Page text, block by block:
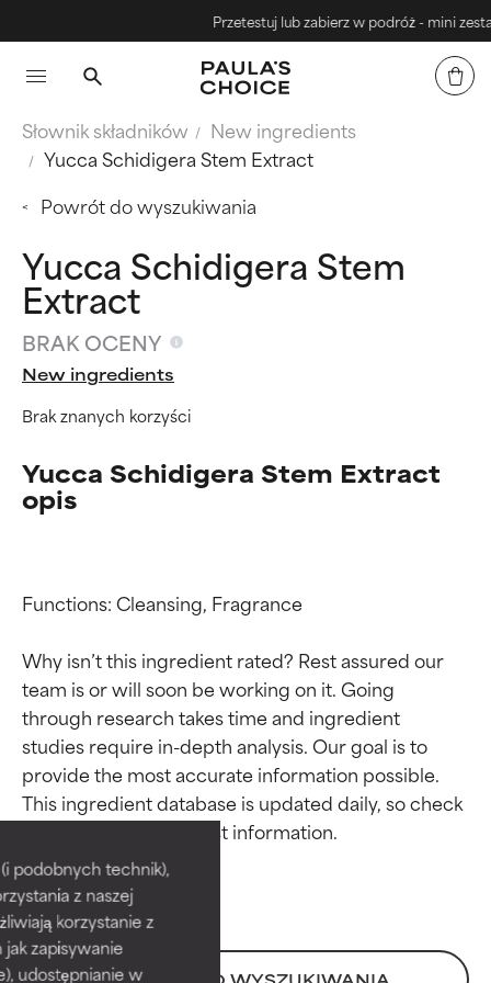
podobnych technik),
z naszej
korzystanie z
zapisywanie
udostępnianie w
Przetestuj lub zabierz w podróż - mini
Słownik składników
New ingredients
Yucca Schidigera Stem Extract
Powrót do wyszukiwania
Yucca Schidigera Stem
Extract
BRAK OCENY
New ingredients
Brak znanych korzyści
Yucca Schidigera Stem Extract
opis
Functions: Cleansing, Fragrance
Why isn’t this ingredient rated? Rest assured our
team is or will soon be working on it. Going
through research takes time and ingredient
studies require in-depth analysis. Our goal is to
provide the most accurate information possible.
This ingredient database is updated daily, so check
Oceny składników
BEST
Udowodnione i potwierdzone
przez niezależne badania.
odpowiedni dla większości
Oceny składników
BEST
Udowodnione i potwierdzone
przez niezależne badania.
odpowiedni dla większości